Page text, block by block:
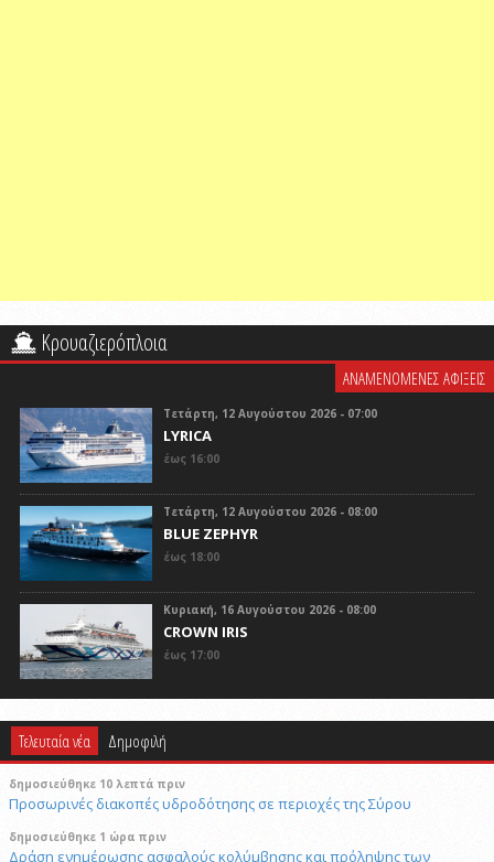
Κρουαζιερόπλοια
ΑΝΑΜΕΝΟΜΕΝΕΣ ΑΦΙΞΕΙΣ
Τετάρτη, 12 Αυγούστου 2026 - 07:00
LYRICA
έως 16:00
Τετάρτη, 12 Αυγούστου 2026 - 08:00
BLUE ZEPHYR
έως 18:00
Κυριακή, 16 Αυγούστου 2026 - 08:00
CROWN IRIS
έως 17:00
Τελευταία νέα Δημοφιλή
δημοσιεύθηκε 10 λεπτά πριν
Προσωρινές διακοπές υδροδότησης σε περιοχές της Σύρου
δημοσιεύθηκε 1 ώρα πριν
Δράση ενημέρωσης ασφαλούς κολύμβησης και πρόληψης των